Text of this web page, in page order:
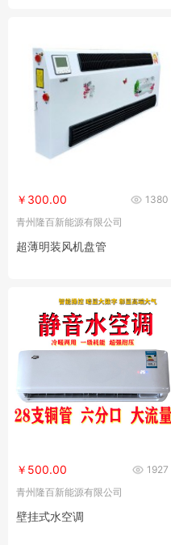
1380
￥300.00
青州隆百新能源有限公司
超薄明装风机盘管
1927
￥500.00
青州隆百新能源有限公司
壁挂式水空调